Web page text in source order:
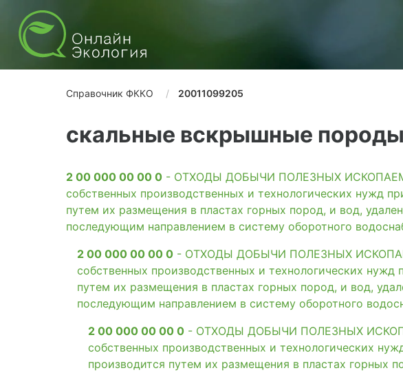
Справочник ФККО 20011099205
скальные вскрышные
2 00 000 00 00 0 - ОТХОДЫ ДОБЫЧИ ПОЛЕЗНЫХ ИСКОПАЕМЫХ
собственных производственных и технологических нужд
путем их размещения в пластах горных пород, и вод,
последующим направлением в систему оборотного
2 00 000 00 00 0 - ОТХОДЫ ДОБЫЧИ ПОЛЕЗНЫХ
собственных производственных и технологических
путем их размещения в пластах горных пород, и вод,
последующим направлением в систему оборотного
2 00 000 00 00 0 - ОТХОДЫ ДОБЫЧИ ПОЛЕЗНЫХ
собственных производственных и технологических
производится путем их размещения в пластах горных